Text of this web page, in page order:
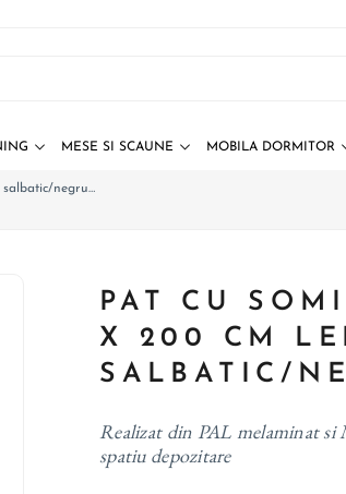
MESE SI SCAUNE MOBILA DORMITOR
salbatic/negru
PAT CU
X 200 CM
SALBATIC/
Realizat din PAL melaminat si
spatiu depozitare